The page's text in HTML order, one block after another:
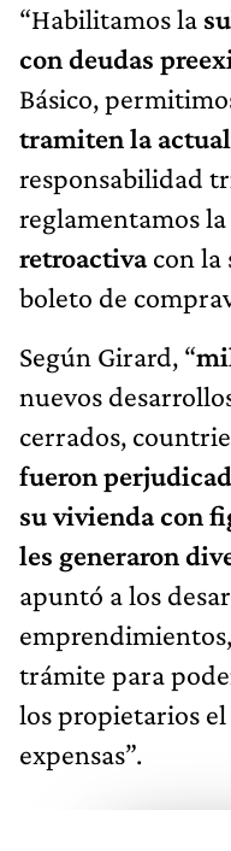
“Habilitamos la
con deudas
Básico,
tramiten la
responsabilidad
reglamentamos la
retroactivacon la
boleto de
Según Girard, “
nuevos
cerrados,
fueron
su vivienda con
les generaron
apuntó a los
trámite para
los propietarios
expensas”.